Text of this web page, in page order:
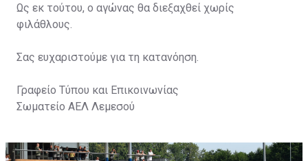
Ως εκ τούτου, ο αγώνας θα διεξαχθεί χωρίς
φιλάθλους.
Σας ευχαριστούμε για τη κατανόηση.
Γραφείο Τύπου και Επικοινωνίας
Σωματείο ΑΕΛ Λεμεσού